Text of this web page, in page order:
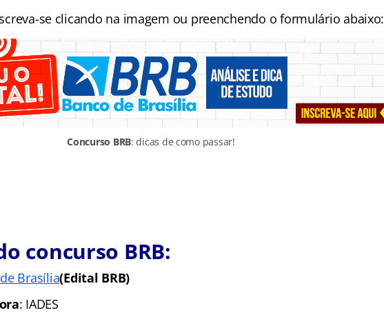
se clicando na imagem ou preenchendo o formulário abaixo:
Concurso BRB: dicas de como passar!
concurso BRB:
Brasília(Edital BRB)
: IADES